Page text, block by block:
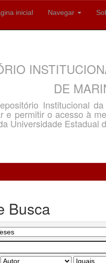
inicial Navegar
DE
Institucional
e permitir o acesso à
Universidade Estadual
Busca